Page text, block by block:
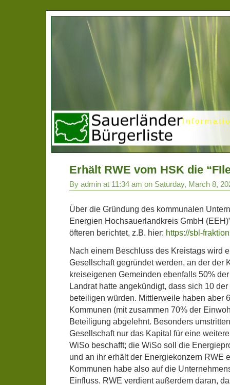
Erhält RWE vom HSK die
By admin at 11:34 am on Saturday, March 8,
Über die Gründung des kommunalen
Energien Hochsauerlandkreis GmbH
öfteren berichtet, z.B. hier: https://sbl-
Nach einem Beschluss des Kreistags wird
Gesellschaft gegründet werden, an der der
kreiseigenen Gemeinden ebenfalls 50%
Landrat hatte angekündigt, dass sich 10
beteiligen würden. Mittlerweile haben aber
Kommunen (mit zusammen 70% der
Beteiligung abgelehnt. Besonders
Gesellschaft nur das Kapital für eine
WiSo beschafft; die WiSo soll die
und an ihr erhält der Energiekonzern RWE
Kommunen habe also auf die
Einfluss. RWE verdient außerdem daran,